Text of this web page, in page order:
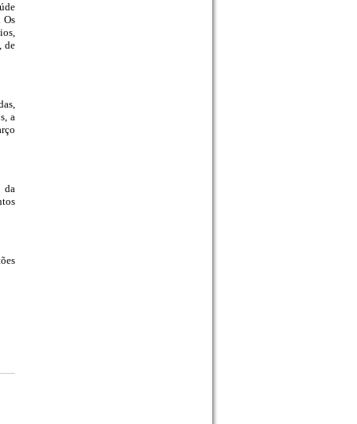
Os
de
a
da